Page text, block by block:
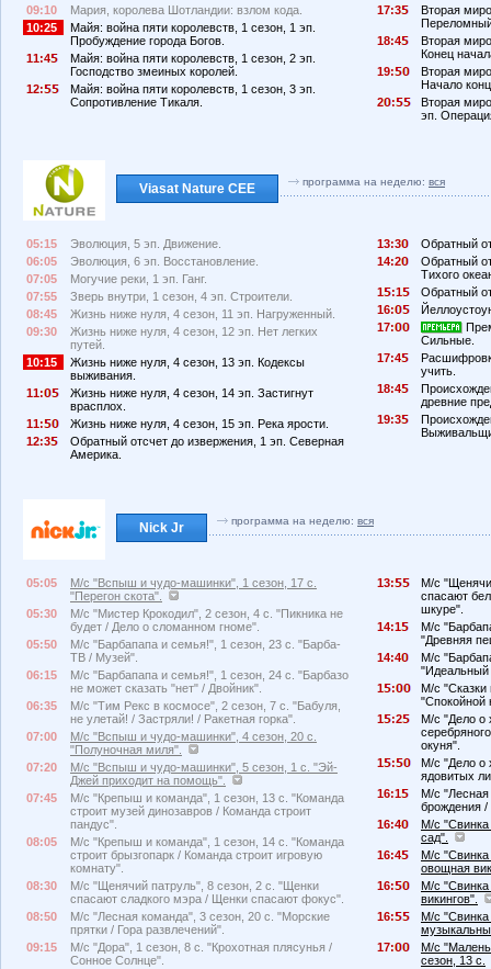
09:10
Мария, королева Шотландии: взлом кода.
10:25
Майя: война пяти королевств, 1 сезон, 1 эп.
Пробуждение города Богов.
11:4
Майя: война пяти королевств, 1 сезон, 2 эп.
Господство змеиных королей.
12:
Майя: война пяти королевств, 1 сезон, 3 эп.
Сопротивление Тикаля.
17:3
Вторая
18:4
Вторая
Конец
19:
Вторая
Начало
2
:
Вторая
эп.
Viasat Nature CEE программа на неделю: вся
05:15
Эволюция, 5 эп. Движение.
06:05
Эволюция, 6 эп. Восстановление.
07:05
Могучие реки, 1 эп. Ганг.
07:55
Зверь внутри, 1 сезон, 4 эп. Строители.
08:45
Жизнь ниже нуля, 4 сезон, 11 эп. Нагруженный.
09:30
Жизнь ниже нуля, 4 сезон, 12 эп. Нет легких
путей.
10:15
Жизнь ниже нуля, 4 сезон, 13 эп. Кодексы
выживания.
11:
Жизнь ниже нуля, 4 сезон, 14 эп. Застигнут
врасплох.
11:
Жизнь ниже нуля, 4 сезон, 15 эп. Река ярости.
12:3
Обратный отсчет до извержения, 1 эп. Северная
Америка.
13:3
Обратный
14:2
Обратный
Тихого
1
:1
Обратный
16:
17:
Сильные.
17:4
учить.
18:4
древние
19:3
Nick Jr программа на неделю: вся
05:05
М/с "Вспыш и чудо-машинки", 1 сезон, 17 с.
"Перегон скота".
05:30
М/с "Мистер Крокодил", 2 сезон, 4 с. "Пикника не
будет / Дело о сломанном гноме".
05:50
М/с "Барбапапа и семья!", 1 сезон, 23 с. "Барба-
ТВ / Музей".
06:15
М/с "Барбапапа и семья!", 1 сезон, 24 с. "Барбазо
не может сказать "нет" / Двойник".
06:35
М/с "Тим Рекс в космосе", 2 сезон, 7 с. "Бабуля,
не улетай! / Застряли! / Ракетная горка".
07:00
М/с "Вспыш и чудо-машинки", 4 сезон, 20 с.
"Полуночная миля".
07:20
М/с "Вспыш и чудо-машинки", 5 сезон, 1 с. "Эй-
Джей приходит на помощь".
07:45
М/с "Крепыш и команда", 1 сезон, 13 с. "Команда
строит музей динозавров / Команда строит
пандус".
08:05
М/с "Крепыш и команда", 1 сезон, 14 с. "Команда
строит брызгопарк / Команда строит игровую
комнату".
08:30
М/с "Щенячий патруль", 8 сезон, 2 с. "Щенки
спасают сладкого мэра / Щенки спасают фокус".
08:50
М/с "Лесная команда", 3 сезон, 20 с. "Морские
прятки / Гора развлечений".
09:15
М/с "Дора", 1 сезон, 8 с. "Крохотная плясунья /
Сонное Солнце".
13:
М/с
спасают
шкуре".
14:1
М/с
"Древняя
14:4
М/с
"Идеальный
1
:
М/с "Сказки
"Спокойной
1
:2
М/с "Дело о
окуня".
1
:
М/с "Дело о
ядовитых
16:1
М/с "Лесная
брождения
16:4
М/с "Свинка
сад".
16:4
М/с "Свинка
овощная
16:
М/с "Свинка
викингов".
16:
М/с "Свинка
17:
М/с
сезон, 13 с.